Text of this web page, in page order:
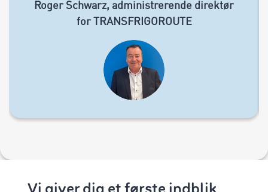
Roger Schwarz, administrerende direktør
for TRANSFRIGOROUTE